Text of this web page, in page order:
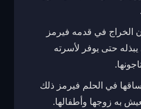
الخراج في قدمه فيرمز
يبذله حتى يوفر لأسرته
في الحلم فيرمز ذلك
به زوجها وأطفالها.